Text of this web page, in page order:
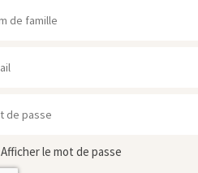
Afficher le mot de passe